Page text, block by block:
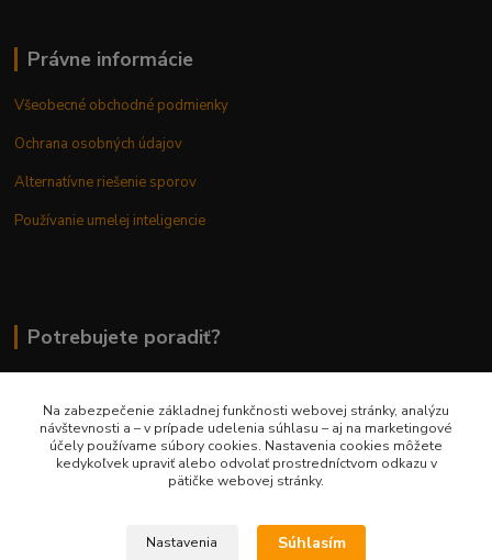
Právne informácie
Všeobecné obchodné podmienky
Ochrana osobných údajov
Alternatívne riešenie sporov
Používanie umelej inteligencie
Potrebujete poradiť?
0948 236 042
info@margaretkashop.sk
Na zabezpečenie základnej funkčnosti webovej stránky, analýzu
návštevnosti a – v prípade udelenia súhlasu – aj na marketingové
účely používame súbory cookies. Nastavenia cookies môžete
kedykoľvek upraviť alebo odvolať prostredníctvom odkazu v
pätičke webovej stránky.
Nastavenia Súhlasím